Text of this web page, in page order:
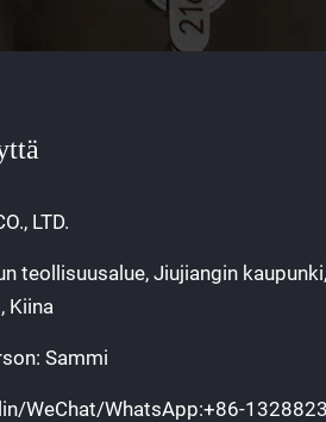
LTD.
teollisuusalue, Jiujiangin
Kiina
Sammi
WeChat/WhatsApp:+86-